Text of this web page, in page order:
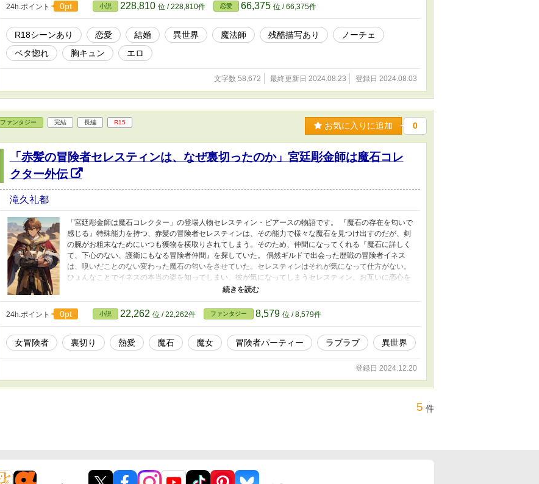
24h.ポイント 0pt 小説 228,810 位 / 228,810件 恋愛 66,375 位 / 66,375件
R18シーンあり 恋愛 結婚 異世界 魔法師 残酷描写あり
ノーチェ
ベタ惚れ
胸キュン エロ
文字数 58,672 最終更新日 2024.08.23 登録日 2024.08.03
ファンタジー 完結 長編 R15 お気に入りに追加 0
「赤髪の冒険者セレスティンは、なぜ裏切ったのか」宮廷彫金師は魔石コレ
クター外伝
滝久礼都
「宮廷彫金師は魔石コレクター」の登場人物セレスティン・ピアースの物語です。 『魔石の存在を匂いで
感じる』特殊能力を持つ、赤髪の冒険者セレスティンは、その能力で様々な魔石を見つけ出すのだが、剣
の腕がお粗末なためにいつも獲物を横取りされてしまう。そのため、仲間になってくれる『魔石に詳しく
て、下心のない、護衛にもなる冒険者仲間』を探していた。 偶然ギルドで出会った歴戦の冒険者イネス
は、嗅いだことのない変わった魔石の匂いをさせていた。セレスティンはそれが気になって仕方がない。
ひょんなことでイネスの本当の姿を知ってしまい、彼が気になってしまうセレスティン。お互いに恋心を
募らせるのだが、ある魔石を見つけたことで陰謀に巻き込まれてしまう。 ようやく追手を振り切ったと安
心して心を開いた二人だったが、今度は砂漠の魔女にイネスが囚われてしまう。囚われたイネスを助ける
ために、優しい友人を裏切ってしまうセレスティン。 囚われたイネスは、そして裏切ってしまった友人
は、助けることができるのだろうか？
24h.ポイント 0pt 小説 22,262 位 / 22,262件 ファンタジー 8,579 位 / 8,579件
女冒険者 裏切り 熱愛 魔石 魔女 冒険者パーティー ラブラブ 異世界
登録日 2024.12.20
5 件